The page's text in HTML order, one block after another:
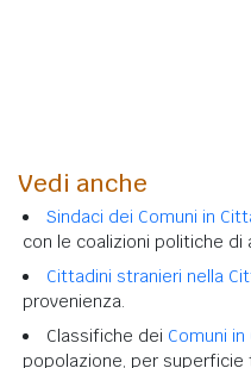
Vedi anche
Sindaci dei Comuni in
con le coalizioni politiche di
Cittadini stranieri nella
provenienza.
Classifiche dei Comuni
popolazione, per